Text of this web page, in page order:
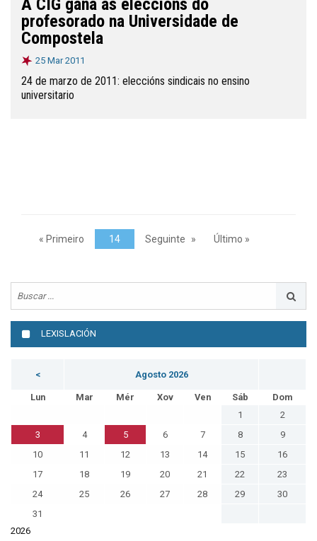
A CIG gaña as eleccións do
profesorado na Universidade de
Compostela
25 Mar 2011
24 de marzo de 2011: eleccións sindicais no ensino
universitario
« Primeiro 14 Seguinte Último »
LEXISLACIÓN
< Agosto 2026
Lun Mar Mér Xov Ven Sáb
Dom
1
2
3
4 5 6 7 8
9
10
11 12 13 14 15
16
17
18 19 20 21 22
23
24
25 26 27 28 29
30
31
2026